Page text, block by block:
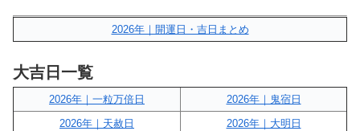
2026年｜開運日・吉日まとめ
大吉日一覧
2026年｜一粒万倍日
2026年｜鬼宿日
2026年｜天赦日
2026年｜大明日